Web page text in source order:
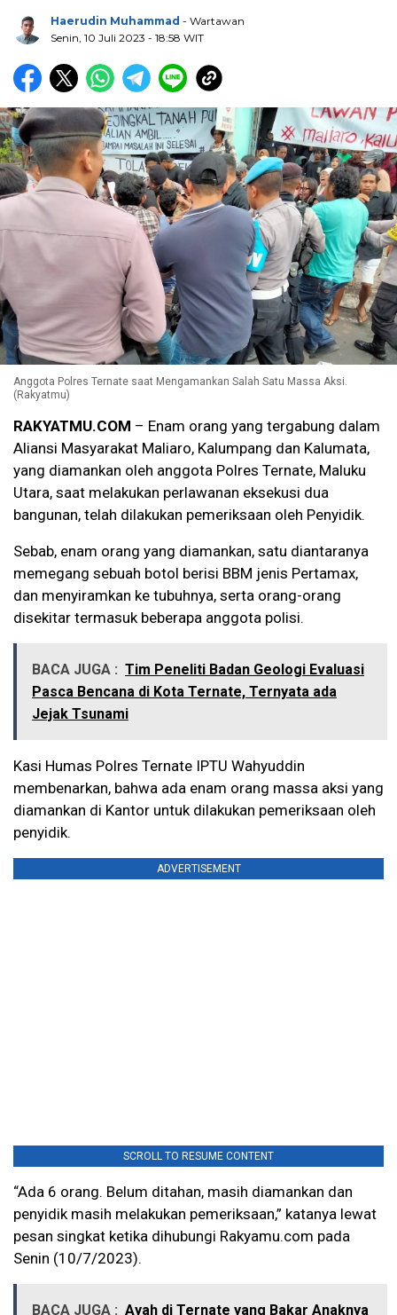
Haerudin Muhammad - Wartawan
Senin, 10 Juli 2023 - 18:58 WIT
Anggota Polres Ternate saat Mengamankan Salah Satu Massa Aksi.
(Rakyatmu)
RAKYATMU.COM – Enam orang yang tergabung dalam
Aliansi Masyarakat Maliaro, Kalumpang dan Kalumata,
yang diamankan oleh anggota Polres Ternate, Maluku
Utara, saat melakukan perlawanan eksekusi dua
bangunan, telah dilakukan pemeriksaan oleh Penyidik.
Sebab, enam orang yang diamankan, satu diantaranya
memegang sebuah botol berisi BBM jenis Pertamax,
dan menyiramkan ke tubuhnya, serta orang-orang
disekitar termasuk beberapa anggota polisi.
BACA JUGA : Tim Peneliti Badan Geologi Evaluasi
Pasca Bencana di Kota Ternate, Ternyata ada
Jejak Tsunami
Kasi Humas Polres Ternate IPTU Wahyuddin
membenarkan, bahwa ada enam orang massa aksi yang
diamankan di Kantor untuk dilakukan pemeriksaan oleh
penyidik.
ADVERTISEMENT
SCROLL TO RESUME CONTENT
“Ada 6 orang. Belum ditahan, masih diamankan dan
penyidik masih melakukan pemeriksaan,” katanya lewat
pesan singkat ketika dihubungi Rakyamu.com pada
Senin (10/7/2023).
BACA JUGA : Ayah di Ternate yang Bakar Anaknya